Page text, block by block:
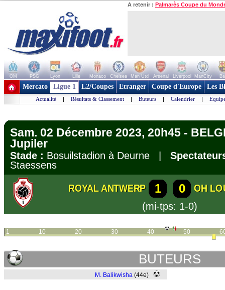
A retenir : Palmarès Coupe du
OM PSG Lyon Lille Monaco Chelsea Man Utd Arsenal Liverpool ManCity
+ de clubs
Mercato Ligue 1 L2/Coupes Etranger Coupe d'Europe Les
Actualité | Résultats & Classement | Buteurs | Calendrier |
Sam. 02 Décembre 2023, 20h45 -
Jupiler
Stade : Bosuilstadion à Deurne |
Staessens
ROYAL ANTWERP 1 0
OH
(mi-tps: 1-0)
1 10 20 30 40 50
BUTEURS
M. Balikwisha (44e)